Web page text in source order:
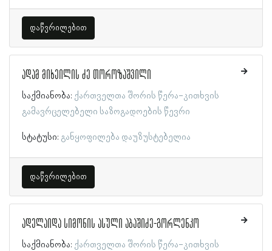
დაწვრილებით
ადამ მიხეილის ძე თოროზაშვილი
საქმიანობა: ქართველთა შორის წერა-კითხვის
გამავრცელებელი საზოგადოების წევრი
სტატუსი: განყოფილება დაუზუსტებელია
დაწვრილებით
ადელაიდა სიმონის ასული აბაშიძე-გორლენკო
საქმიანობა: ქართველთა შორის წერა-კითხვის